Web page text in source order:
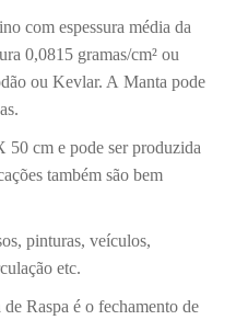
com espessura média da
0,0815 gramas/cm² ou
ou Kevlar. A Manta pode
50 cm e pode ser produzida
também são bem
pinturas, veículos,
etc.
Raspa é o fechamento de